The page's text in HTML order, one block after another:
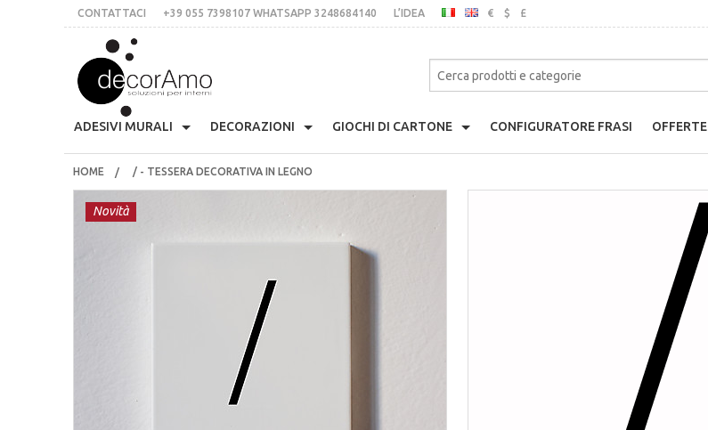
CONTATTACI +39 055 7398107 WHATSAPP 3248684140 L’IDEA
ITALIANOINGLESE
€ $ £
ADESIVI MURALI
Anni 70
Scritte Per ParetiPer Le Mattonelle
Scritte Per Specchi
DECORAZIONI
Orologi Parete Adesivi
Bloomingville
Presina Mustache
GIOCHI DI CARTONE CONFIGURATORE FRASI OFFERTE
CONTATTACI+39 055 7398107 whatsApp 3248684140
HOME / - TESSERA DECORATIVA IN LEGNO
Novità